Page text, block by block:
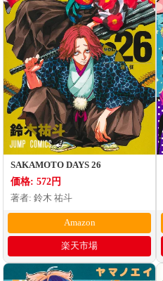
SAKAMOTO DAYS 26
価格: 572円
著者: 鈴木 祐斗
Amazon
楽天市場